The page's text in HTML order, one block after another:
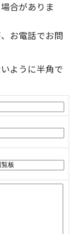
合がありま
お電話でお問
ように半角で